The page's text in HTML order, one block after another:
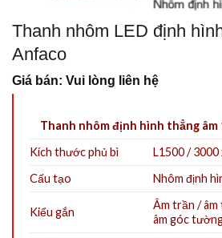
Thanh nhôm LED định
Anfaco
Giá bán: Vui lòng liên hệ
Thanh nhôm định hình thẳng âm
Kích thước phủ bì
L1500 / 3000
Cấu tạo
Nhôm định
Kiểu gắn
Âm trần /
âm góc